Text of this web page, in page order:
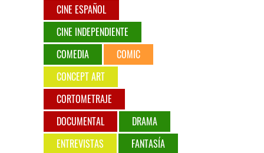
CINE ESPAÑOL
CINE INDEPENDIENTE
COMEDIA
COMIC
CONCEPT ART
CORTOMETRAJE
DOCUMENTAL
DRAMA
ENTREVISTAS
FANTASÍA